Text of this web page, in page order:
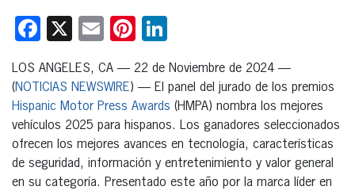
Facebook
X EmailPinterest
LOS ANGELES, CA — 22 de Noviembre de 2024 —
(NOTICIAS NEWSWIRE) — El panel del jurado de los premios
Hispanic Motor Press Awards (HMPA) nombra los mejores
vehículos 2025 para hispanos. Los ganadores seleccionados
ofrecen los mejores avances en tecnología, características
de seguridad, información y entretenimiento y valor general
en su categoría. Presentado este año por la marca líder en